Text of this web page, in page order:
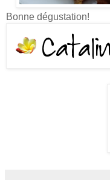
Bonne dégustation!